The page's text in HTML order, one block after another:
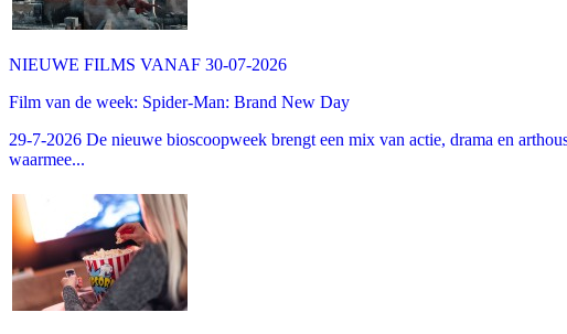
NIEUWE FILMS VANAF 30-07-2026
Film van de week: Spider-Man: Brand New Day
29-7-2026 De nieuwe bioscoopweek brengt een mix van actie, drama en
waarmee...